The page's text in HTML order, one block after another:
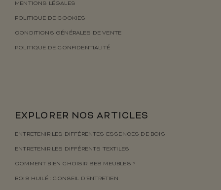
MENTIONS LÉGALES
POLITIQUE DE COOKIES
CONDITIONS GÉNÉRALES DE VENTE
POLITIQUE DE CONFIDENTIALITÉ
EXPLORER NOS ARTICLES
ENTRETENIR LES DIFFÉRENTES ESSENCES DE BOIS
ENTRETENIR LES DIFFÉRENTS TEXTILES
COMMENT BIEN CHOISIR SES MEUBLES ?
BOIS HUILÉ : CONSEIL D’ENTRETIEN